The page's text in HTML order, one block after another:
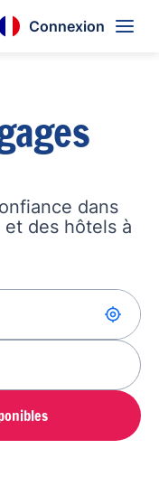
Connexion
dans
des hôtels à